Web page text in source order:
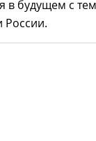
в будущем с
России.